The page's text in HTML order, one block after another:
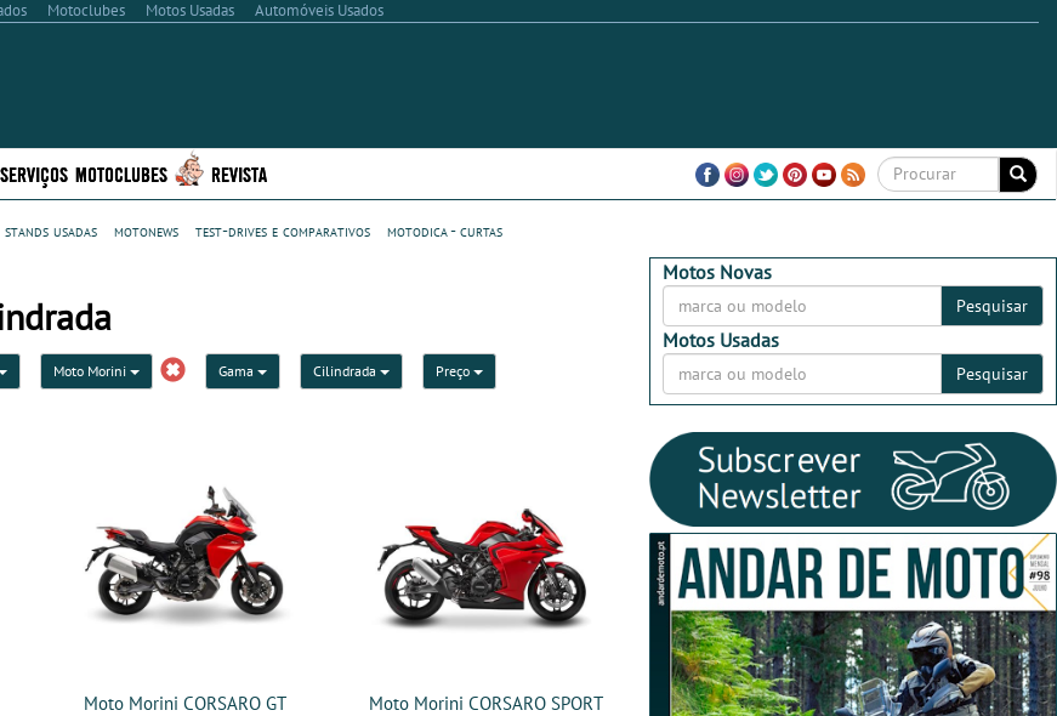
Motoclubes Motos Usadas Automóveis Usados
SERVIÇOS MOTOCLUBES REVISTA
stands usadas motonews test-drives e comparativos
motodica - curtas
Moto Morini Gama Cilindrada Preço
Moto Morini CORSARO GT Moto Morini CORSARO SPORT
Motos Novas
Pesquisar
Motos Usadas
Pesquisar